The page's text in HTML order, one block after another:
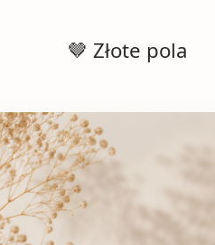
🤎 Złote pola